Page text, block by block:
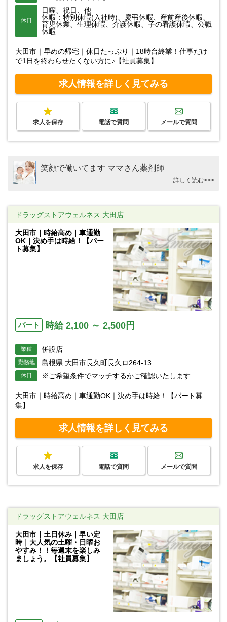
休日
日曜、祝日、他
休暇：特別休暇(入社時)、慶弔休暇、産前産後休暇、
育児休業、生理休暇、介護休暇、子の看護休暇、公職
休暇
大田市｜早めの帰宅｜休日たっぷり｜18時台終業！仕事だけ
で1日を終わらせたくない方に♪【社員募集】
求人情報を詳しく見てみる
求人を保存 電話で質問 メールで質問
笑顔で働いてます ママさん薬剤師
詳しく読む>>>
ドラッグストアウェルネス 大田店
大田市｜時給高め｜車通勤
OK｜決め手は時給！【パー
ト募集】
パート 時給 2,100 ～ 2,500円
業種 併設店
勤務地 島根県 大田市長久町長久ロ264-13
休日 ※ご希望条件でマッチするかご確認いたします
大田市｜時給高め｜車通勤OK｜決め手は時給！【パート募
集】
求人情報を詳しく見てみる
求人を保存 電話で質問 メールで質問
ドラッグストアウェルネス 大田店
大田市｜土日休み｜早い定
時｜大人気の土曜・日曜お
やすみ！！毎週末を楽しみ
ましょう。【社員募集】